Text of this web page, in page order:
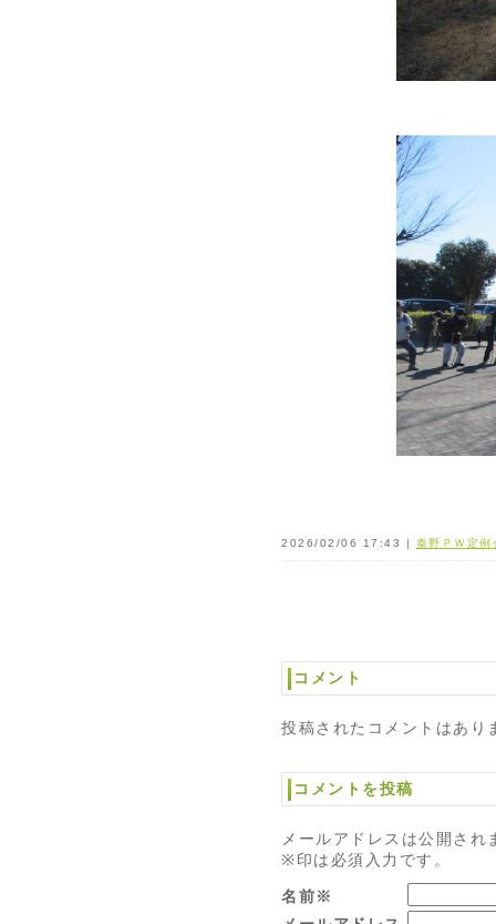
2026/02/06 17:43 | 秦野ＰＷ定例
コメント
投稿されたコメントはあり
コメントを投稿
メールアドレスは公開され
※印は必須入力です。
名前※